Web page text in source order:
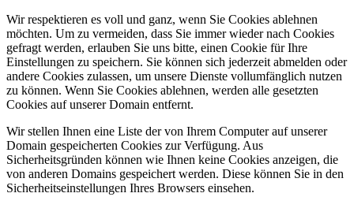
Wir respektieren es voll und ganz, wenn Sie Cookies ablehnen
möchten. Um zu vermeiden, dass Sie immer wieder nach Cookies
gefragt werden, erlauben Sie uns bitte, einen Cookie für Ihre
Einstellungen zu speichern. Sie können sich jederzeit abmelden oder
andere Cookies zulassen, um unsere Dienste vollumfänglich nutzen
zu können. Wenn Sie Cookies ablehnen, werden alle gesetzten
Cookies auf unserer Domain entfernt.
Wir stellen Ihnen eine Liste der von Ihrem Computer auf unserer
Domain gespeicherten Cookies zur Verfügung. Aus
Sicherheitsgründen können wie Ihnen keine Cookies anzeigen, die
von anderen Domains gespeichert werden. Diese können Sie in den
Sicherheitseinstellungen Ihres Browsers einsehen.